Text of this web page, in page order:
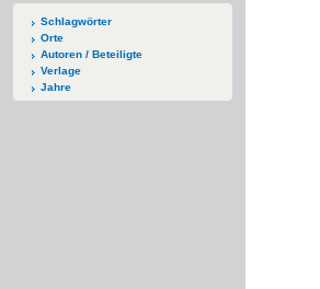
Schlagwörter
Orte
Autoren / Beteiligte
Verlage
Jahre